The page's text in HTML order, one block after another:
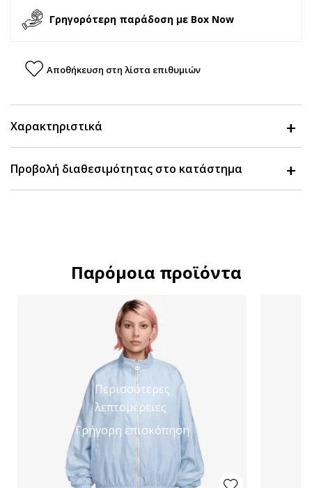
Γρηγορότερη παράδοση με Box Now
Αποθήκευση στη λίστα επιθυμιών
Χαρακτηριστικά
Προβολή διαθεσιμότητας στο κατάστημα
Παρόμοια προϊόντα
Περισσότερες
λεπτομέρειες
Γρήγορη επισκόπηση